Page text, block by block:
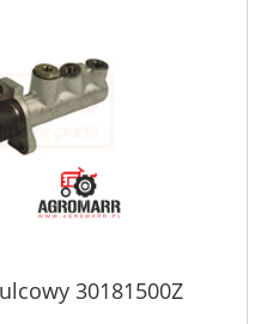
30181500Z